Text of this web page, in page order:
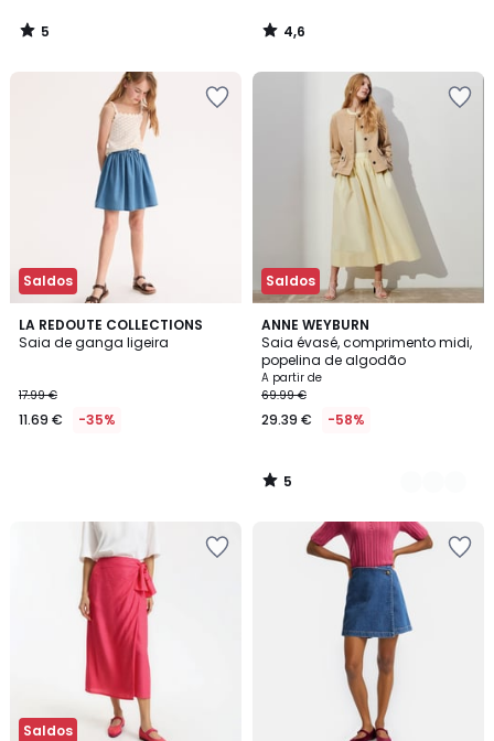
5
/
4,6
/
Saldos
LA REDOUTE COLLECTIONS
Saia de ganga ligeira
17.99 €
11.69 € -35%
Saldos
ANNE WEYBURN
Saia évasé, comprimento midi,
popelina de algodão
A partir de
69.99 €
29.39 € -58%
5
/
5
2
Cores
5
/
Saldos